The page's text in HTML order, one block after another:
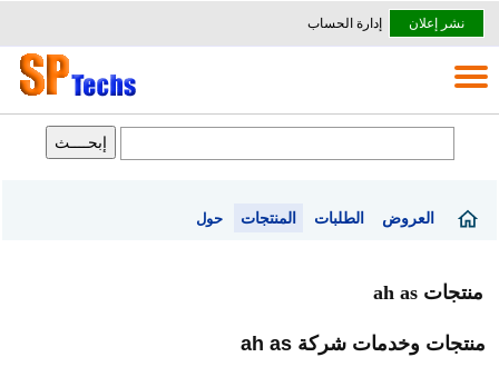
نشر إعلان إدارة الحساب
العروض الطلبات المنتجات حول
منتجات ah as
منتجات وخدمات شركة ah as